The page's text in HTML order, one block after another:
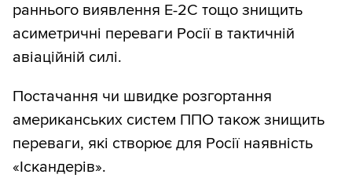
раннього виявлення E-2C тощо знищить
асиметричні переваги Росії в тактичній
авіаційній силі.
Постачання чи швидке розгортання
американських систем ППО також знищить
переваги, які створює для Росії наявність
«Іскандерів».